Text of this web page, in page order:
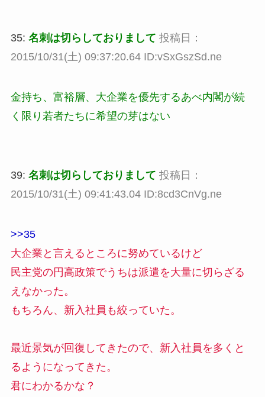
35: 名刺は切らしておりまして 投稿日：
2015/10/31(土) 09:37:20.64 ID:vSxGszSd.ne
金持ち、富裕層、大企業を優先するあべ内閣が続
く限り若者たちに希望の芽はない
39: 名刺は切らしておりまして 投稿日：
2015/10/31(土) 09:41:43.04 ID:8cd3CnVg.ne
>>35
大企業と言えるところに努めているけど
民主党の円高政策でうちは派遣を大量に切らざる
えなかった。
もちろん、新入社員も絞っていた。
最近景気が回復してきたので、新入社員を多くと
るようになってきた。
君にわかるかな？